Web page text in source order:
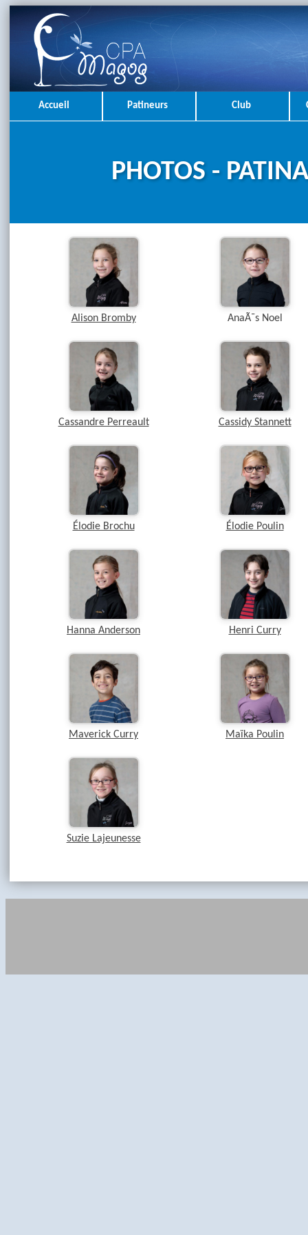
Accueil Patineurs Club
PHOTOS -
Alison Bromby AnaÃ¯s Noel
Cassandre Perreault Cassidy Stannett
Élodie Brochu Élodie Poulin
Hanna Anderson Henri Curry
Maverick Curry Maïka Poulin
Suzie Lajeunesse